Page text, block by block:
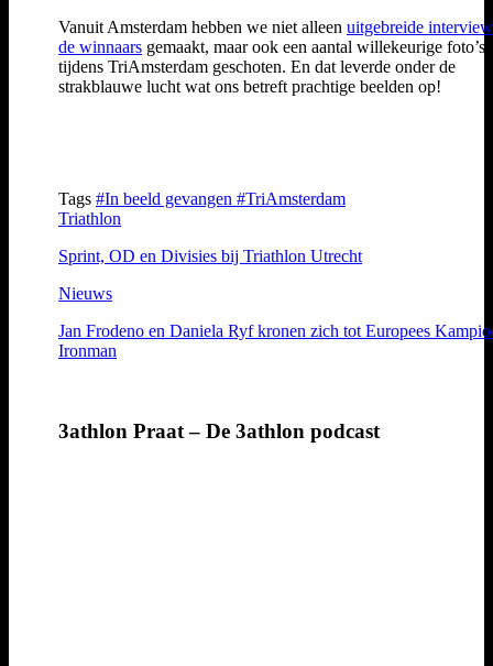
Vanuit Amsterdam hebben we niet alleen uitgebreide
de winnaars gemaakt, maar ook een aantal willekeurige foto’s
tijdens TriAmsterdam geschoten. En dat leverde onder de
strakblauwe lucht wat ons betreft prachtige beelden op!
Tags #In beeld gevangen #TriAmsterdam
Triathlon
Sprint, OD en Divisies bij Triathlon Utrecht
Nieuws
Jan Frodeno en Daniela Ryf kronen zich tot Europees
Ironman
3athlon Praat – De 3athlon podcast